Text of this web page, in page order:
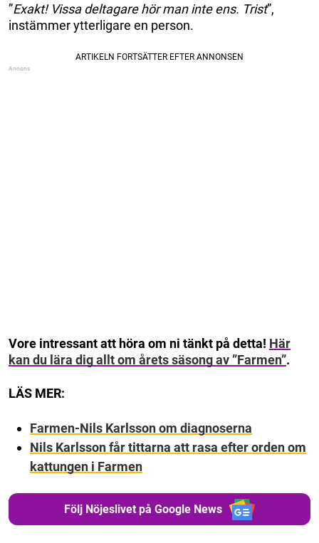
”Exakt! Vissa deltagare hör man inte ens. Trist”,
instämmer ytterligare en person.
Vore intressant att höra om ni tänkt på detta! Här
kan du lära dig allt om årets säsong av ”Farmen”.
LÄS MER:
Farmen-Nils Karlsson om diagnoserna
Nils Karlsson får tittarna att rasa efter orden om
kattungen i Farmen
Följ Nöjeslivet på Google News